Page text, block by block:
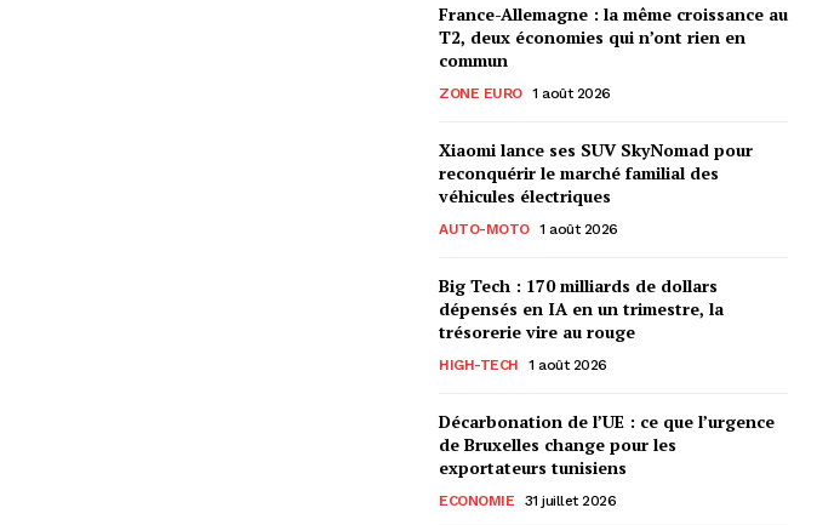
France-Allemagne : la même croissance au
T2, deux économies qui n’ont rien en
commun
ZONE EURO 1 août 2026
Xiaomi lance ses SUV SkyNomad pour
reconquérir le marché familial des
véhicules électriques
AUTO-MOTO 1 août 2026
Big Tech : 170 milliards de dollars
dépensés en IA en un trimestre, la
trésorerie vire au rouge
HIGH-TECH 1 août 2026
Décarbonation de l’UE : ce que l’urgence
de Bruxelles change pour les
exportateurs tunisiens
ECONOMIE 31 juillet 2026